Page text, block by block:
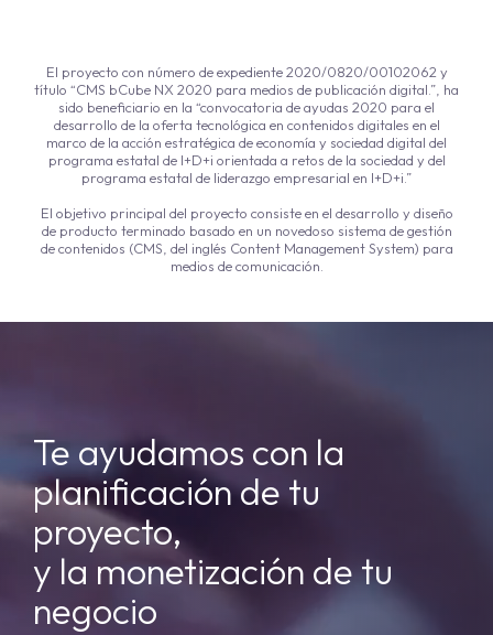
El proyecto con número de expediente 2020/0820/00102062 y
título “CMS bCube NX 2020 para medios de publicación digital.”, ha
sido beneficiario en la “convocatoria de ayudas 2020 para el
desarrollo de la oferta tecnológica en contenidos digitales en el
marco de la acción estratégica de economía y sociedad digital del
programa estatal de I+D+i orientada a retos de la sociedad y del
programa estatal de liderazgo empresarial en I+D+i.”
El objetivo principal del proyecto consiste en el desarrollo y diseño
de producto terminado basado en un novedoso sistema de gestión
de contenidos (CMS, del inglés Content Management System) para
medios de comunicación.
Te ayudamos con la
planificación de tu
proyecto,
y la monetización de tu
negocio